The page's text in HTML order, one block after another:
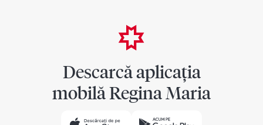
Descarcă aplicația
mobilă Regina Maria